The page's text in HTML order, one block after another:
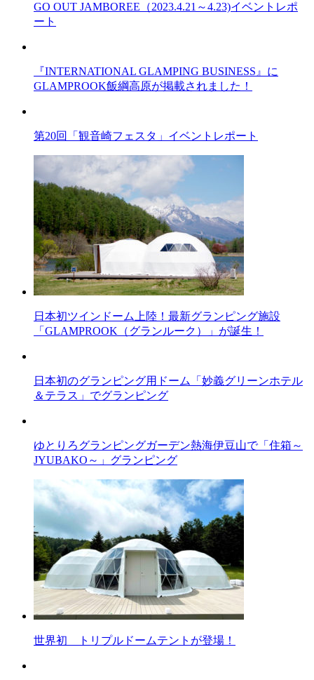
GO OUT JAMBOREE（2023.4.21～4.23)イベントレポ
ート
『INTERNATIONAL GLAMPING BUSINESS』に
GLAMPROOK飯綱高原が掲載されました！
第20回「観音崎フェスタ」イベントレポート
日本初ツインドーム上陸！最新グランピング施設
「GLAMPROOK（グランルーク）」が誕生！
日本初のグランピング用ドーム「妙義グリーンホテル
＆テラス」でグランピング
ゆとりろグランピングガーデン熱海伊豆山で「住箱～
JYUBAKO～」グランピング
世界初 トリプルドームテントが登場！